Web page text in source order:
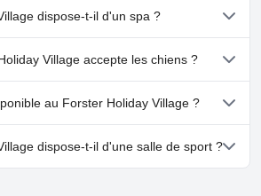
dispose de piscine(s) appartenant à
suivantes : Piscine Chauffée,
dispose-t-il d'un spa ?
à Forster Holiday Village.
Village accepte les chiens ?
n'accepte pas les chiens.
au Forster Holiday Village ?
à Forster Holiday Village.
dispose-t-il d'une salle de sport ?